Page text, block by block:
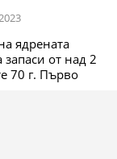
ядрената
от над 2
Първо